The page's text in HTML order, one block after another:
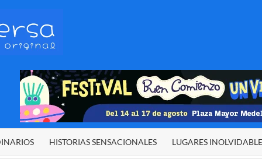
original
HISTORIAS SENSACIONALES LUGARES